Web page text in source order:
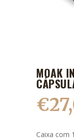
MOAK
€
Caixa com